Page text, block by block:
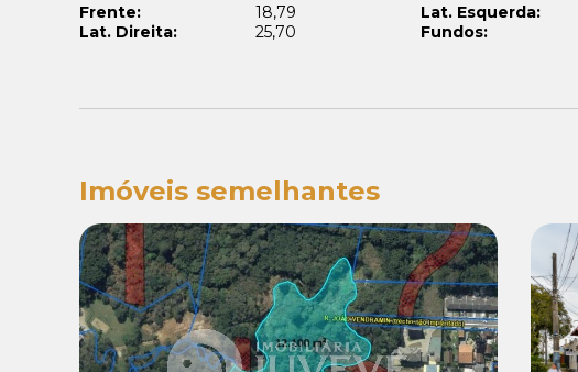
Frente: 18,79 Lat. Esquerda:
Lat. Direita:
25,70 Fundos:
Imóveis semelhantes
Venda: